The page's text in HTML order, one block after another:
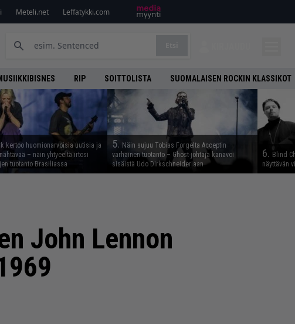
Meteli.net Leffatykki.com
RIP SOITTOLISTA SUOMALAISEN ROCKIN KLASSIKOT
kertoo huomionarvoisia uutisia ja
– näin yhtyeeltä irtosi
tuotanto Brasiliassa
5. Näin sujuu Tobias Forgelta Acceptin
varhainen tuotanto – Ghost-johtaja kanavoi
sisäistä Udo Dirkschneideriaan
6. Blind
näyttävän
John Lennon